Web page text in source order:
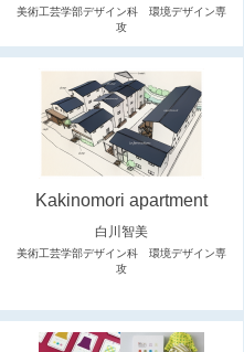
美術工芸学部デザイン科 環境デザイン専
攻
Kakinomori apartment
白川智美
美術工芸学部デザイン科 環境デザイン専
攻